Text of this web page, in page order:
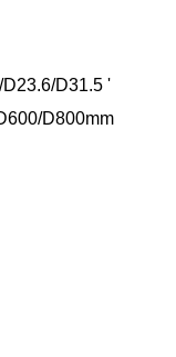
D31.5 '
D800mm